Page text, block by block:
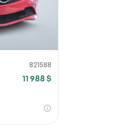
821588
11 988 $